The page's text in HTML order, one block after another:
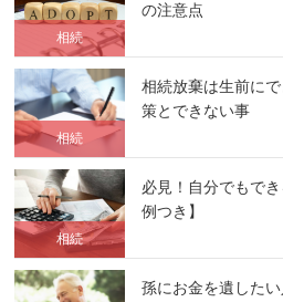
相続
の注意点
相続
相続放棄は生前に
策とできない事
相続
必見！自分でもで
例つき】
孫にお金を遺した